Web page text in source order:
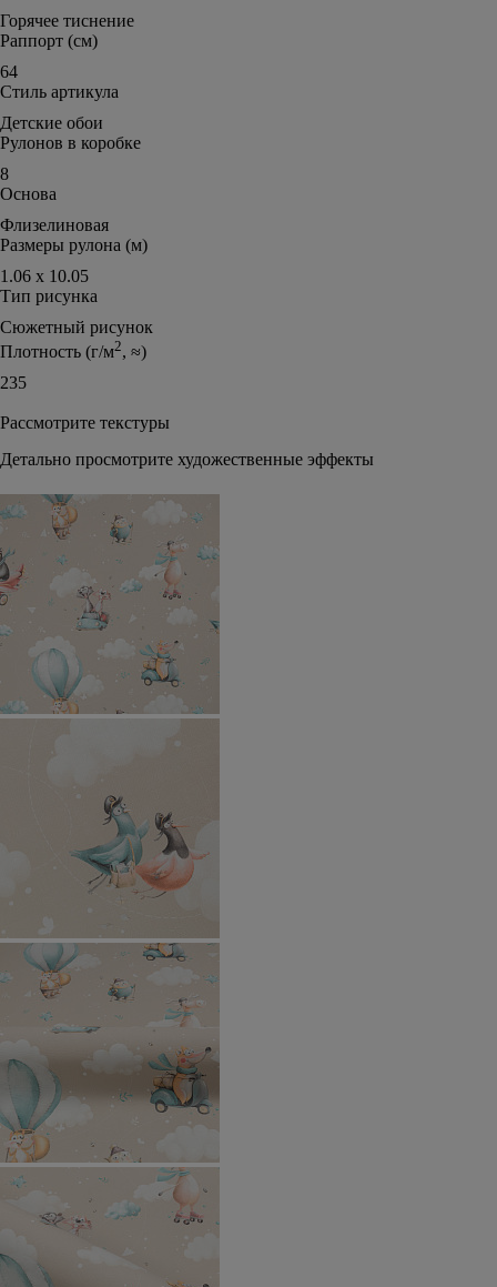
Горячее тиснение
Раппорт (см)
64
Стиль артикула
Детские обои
Рулонов в коробке
8
Основа
Флизелиновая
Размеры рулона (м)
1.06 х 10.05
Тип рисунка
Сюжетный рисунок
Плотность (г/м2, ≈)
235
Рассмотрите текстуры
Детально просмотрите художественные эффекты